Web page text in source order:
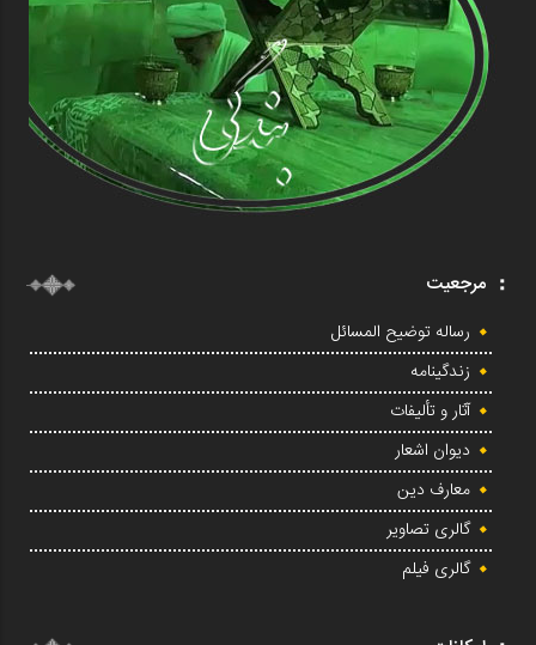
مرجعیت
رساله توضیح المسائل
زندگینامه
آثار و تألیفات
دیوان اشعار
معارف دین
گالری تصاویر
گالری فیلم